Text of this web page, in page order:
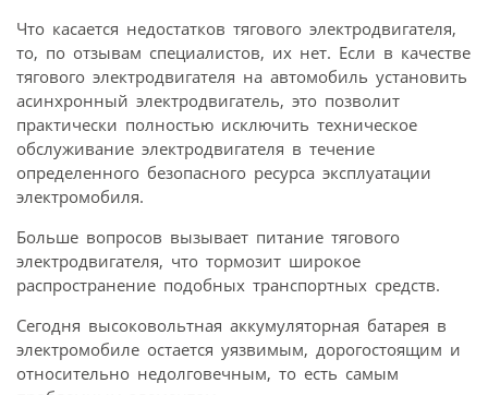
Что касается недостатков тягового электродвигателя,
то, по отзывам специалистов, их нет. Если в качестве
тягового электродвигателя на автомобиль установить
асинхронный электродвигатель, это позволит
практически полностью исключить техническое
обслуживание электродвигателя в течение
определенного безопасного ресурса эксплуатации
электромобиля.
Больше вопросов вызывает питание тягового
электродвигателя, что тормозит широкое
распространение подобных транспортных средств.
Сегодня высоковольтная аккумуляторная батарея в
электромобиле остается уязвимым, дорогостоящим и
относительно недолговечным, то есть самым